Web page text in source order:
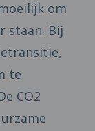
om
staan. Bij
te
CO2